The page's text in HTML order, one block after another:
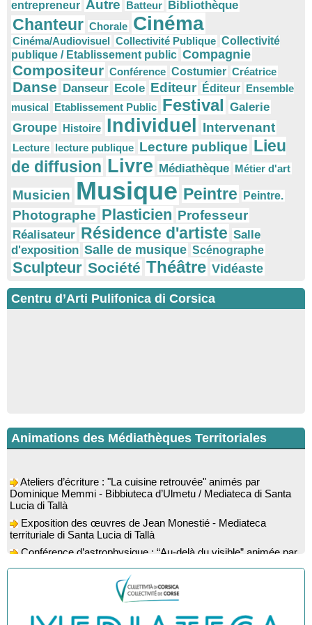
entrepreneur Autre Batteur Bibliothèque
Chanteur Chorale Cinéma
Cinéma/Audiovisuel Collectivité Publique Collectivité
publique / Etablissement public Compagnie
Compositeur Conférence Costumier Créatrice
Danse Danseur Ecole Editeur Éditeur Ensemble
musical Etablissement Public Festival Galerie
Groupe Histoire Individuel Intervenant
Lecture lecture publique Lecture publique Lieu
de diffusion Livre Médiathèque Métier d'art
Musicien Musique Peintre Peintre.
Photographe Plasticien Professeur
Réalisateur Résidence d'artiste Salle
d'exposition Salle de musique Scénographe
Sculpteur Société Théâtre Vidéaste
Centru d’Arti Pulifonica di Corsica
Animations des Médiathèques Territoriales
Dominique Memmi - Bibbiuteca d’Ulmetu / Mediateca di Santa
Lucia di Tallà
territuriale di Santa Lucia di Tallà
l’astrophysicien Paul Guerrini - Médiathèque - Pitretu è
Bicchisgià
Exposition des œuvres de Dominique Malberti Morin :
"Racines, peintures acryliques et aquarelles" - Mediateca